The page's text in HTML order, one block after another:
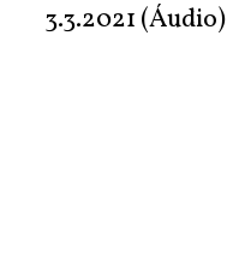
3.3.2021 (Áudio)